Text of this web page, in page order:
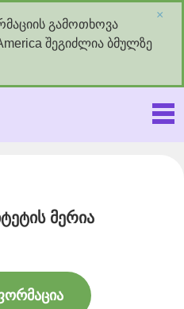
გამოთხოვა
შეგიძლია ბმულზე
×
მერია